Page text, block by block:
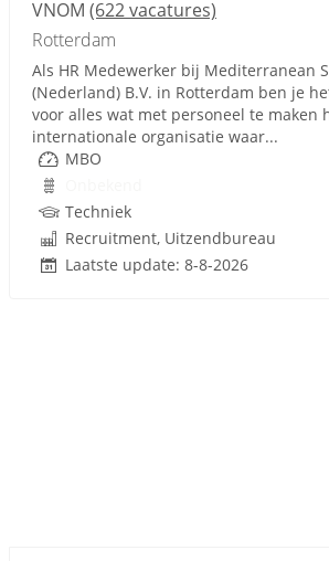
VNOM (622 vacatures)
Rotterdam
Als HR Medewerker bij Mediterranean
(Nederland) B.V. in Rotterdam ben je
voor alles wat met personeel te maken
internationale organisatie waar...
MBO
Techniek
Recruitment, Uitzendbureau
Laatste update: 8-8-2026